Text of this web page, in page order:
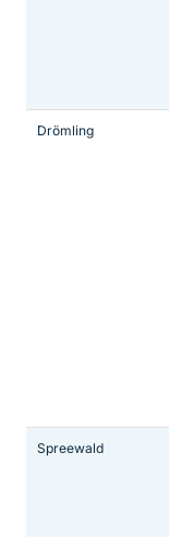
Drömling
Spreewald